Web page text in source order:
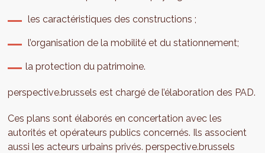
les caractéristiques des constructions ;
l’organisation de la mobilité et du stationnement;
la protection du patrimoine.
perspective.brussels est chargé de l’élaboration des PAD.
Ces plans sont élaborés en concertation avec les
autorités et opérateurs publics concernés. Ils associent
aussi les acteurs urbains privés. perspective.brussels